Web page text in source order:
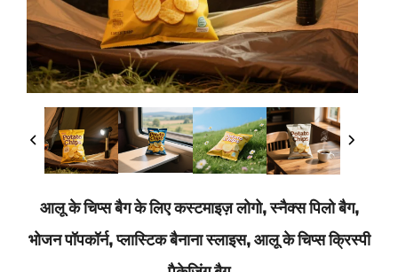
आलू के चिप्स बैग के लिए कस्टमाइज़ लोगो, स्नैक्स पिलो बैग,
भोजन पॉपकॉर्न, प्लास्टिक बैनाना स्लाइस, आलू के चिप्स क्रिस्पी